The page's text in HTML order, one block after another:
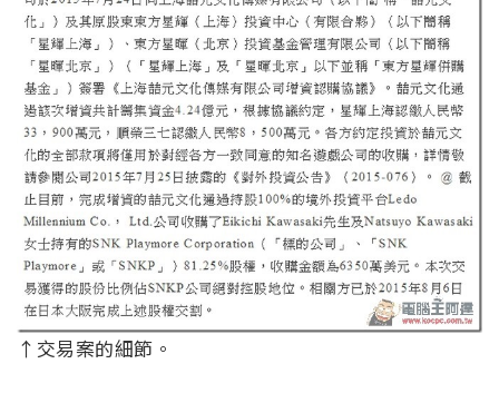
↑交易案的細節。